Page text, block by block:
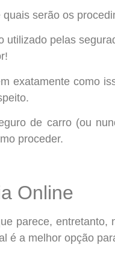
quais serão os
utilizado pelas
exatamente como
de carro (ou
proceder.
Online
parece,
é a melhor opção